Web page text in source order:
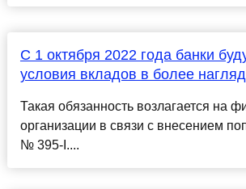
С 1 октября 2022 года банки
условия вкладов в более
Такая обязанность возлагается на
организации в связи с внесением
№ 395-I....